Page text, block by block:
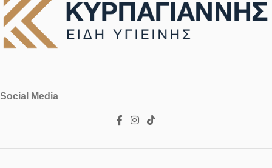
Social Media